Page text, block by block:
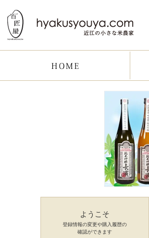
ようこそ
登録情報の変更や購入履歴の
確認ができます